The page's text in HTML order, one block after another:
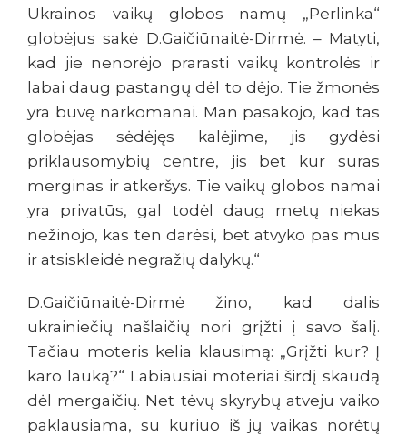
Ukrainos vaikų globos namų „Perlinka“
globėjus sakė D.Gaičiūnaitė-Dirmė. – Matyti,
kad jie nenorėjo prarasti vaikų kontrolės ir
labai daug pastangų dėl to dėjo. Tie žmonės
yra buvę narkomanai. Man pasakojo, kad tas
globėjas sėdėjęs kalėjime, jis gydėsi
priklausomybių centre, jis bet kur suras
merginas ir atkeršys. Tie vaikų globos namai
yra privatūs, gal todėl daug metų niekas
nežinojo, kas ten darėsi, bet atvyko pas mus
ir atsiskleidė negražių dalykų.“
D.Gaičiūnaitė-Dirmė žino, kad dalis
ukrainiečių našlaičių nori grįžti į savo šalį.
Tačiau moteris kelia klausimą: „Grįžti kur? Į
karo lauką?“ Labiausiai moteriai širdį skaudą
dėl mergaičių. Net tėvų skyrybų atveju vaiko
paklausiama, su kuriuo iš jų vaikas norėtų